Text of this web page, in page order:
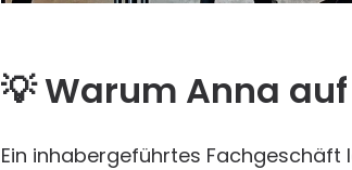
💡 Warum Anna auf
Ein inhabergeführtes Fachgeschäft